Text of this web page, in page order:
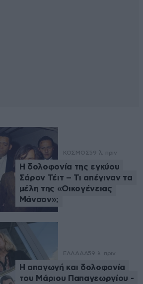
ΚΟΣΜΟΣ59 λ. πριν
Η δολοφονία της εγκύου
Σάρον Τέιτ – Τι απέγιναν τα
μέλη της «Οικογένειας
Μάνσον»;
ΕΛΛΑΔΑ59 λ. πριν
Η απαγωγή και δολοφονία
του Μάριου Παπαγεωργίου -